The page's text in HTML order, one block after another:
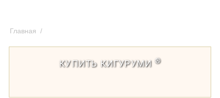
Главная /
КУПИТЬ КИГУРУМИ ®